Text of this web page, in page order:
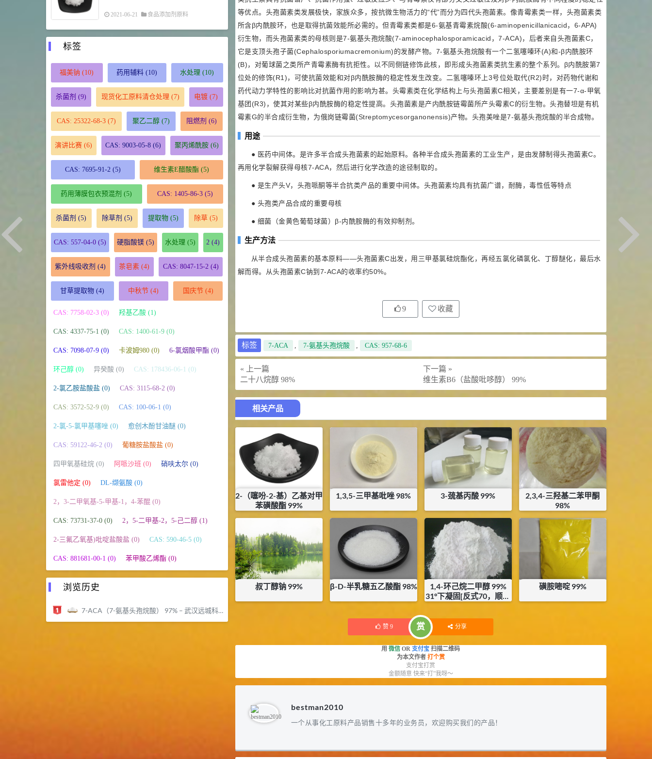
等优点。头孢菌素类发展极快，家族众多，按抗微生物活力的“代”而分为四代头孢菌素。像青霉素类一样，头孢菌素类
所含β内酰胺环，也是取得抗菌效能所必需的。但青霉素类都是6-氨基青霉素烷酸(6-aminopenicillanicacid，6-APA)
衍生物，而头孢菌素类的母核则是7-氨基头孢烷酸(7-aminocephalosporamicacid，7-ACA)，后者来自头孢菌素C，
它是支顶头孢子菌(Cephalosporiumacremonium)的发酵产物。7-氨基头孢烷酸有一个二氢噻嗪环(A)和-β内酰胺环
(B)，对葡球菌之类所产青霉素酶有抗拒性。以不同侧链修饰此核，即形成头孢菌素类抗生素的整个系列。β内酰胺第7
位处的修饰(R1)，可使抗菌效能和对β内酰胺酶的稳定性发生改变。二氢噻嗪环上3号位处取代(R2)时，对药物代谢和
药代动力学特性的影响比对抗菌作用的影响为甚。头霉素类在化学结构上与头孢菌素C相关，主要差别是有一7-α-甲氧
基团(R3)，使其对某些β内酰胺酶的稳定性提高。头孢菌素是产内酰胺链霉菌所产头霉素C的衍生物。头孢替坦是有机
霉素G的半合成衍生物，为俄岗链霉菌(Streptomycesorganonensis)产物。头孢美唑是7-氨基头孢烷酸的半合成物。
用途
● 医药中间体。是许多半合成头孢菌素的起始原料。各种半合成头孢菌素的工业生产，是由发酵制得头孢菌素C。
再用化学裂解获得母核7-ACA，然后进行化学改造的途径制取的。
● 是生产头V，头孢哌酮等半合抗类产品的重要中间体。头孢菌素均具有抗菌广谱，耐酶，毒性低等特点
● 头孢类产品合成的重要母核
● 细菌（金黄色葡萄球菌）β-内酰胺酶的有效抑制剂。
生产方法
从半合成头孢菌素的基本原料——头孢菌素C出发，用三甲基氯硅烷酯化，再经五氯化磷氯化、丁醇醚化，最后水
解而得。从头孢菌素C钠到7-ACA的收率约50%。
9 收藏
标签 7-ACA , 7-氨基头孢烷酸 , CAS: 957-68-6
« 上一篇
二十八烷醇 98%
下一篇 »
维生素B6（盐酸吡哆醇） 99%
相关产品
2-（噻吩-2-基）乙基对甲
苯磺酸酯 99%
¥400
1,3,5-三甲基吡唑 98%
暂无内容
3-巯基丙酸 99%
¥55
2,3,4-三羟基二苯甲酮
98%
¥220
0.3KG
叔丁醇钠 99% β-D-半乳糖五乙酸酯 98%
库存：9.4KG
1,4-环己烷二甲醇 99%
31°下凝固[反式70，顺式
30]
磺胺嘧啶 99%
赞 9 赏 分享
用 微信 OR 支付宝 扫描二维码
为本文作者 打个赏
支付宝打赏
金额随意 快来“打”我呀～
bestman2010
一个从事化工原料产品销售十多年的业务员，欢迎购买我们的产品！
2021-06-21 食品添加剂原料 2021-06-21 食品添加剂原料
标签
福美钠 (10) 药用辅料 (10) 水处理 (10)
杀菌剂 (9) 现货化工原料清仓处理 (7) 电镀 (7)
CAS: 25322-68-3(7) 聚乙二醇(7) 阻燃剂 (6)
演讲比赛 (6) CAS: 9003-05-8 (6) 聚丙烯酰胺(6)
CAS: 7695-91-2 (5) 维生素E醋酸酯(5)
药用薄膜包衣预混剂 (5) CAS: 1405-86-3(5)
杀菌剂 (5) 除草剂 (5) 提取物(5) 除草(5)
CAS: 557-04-0(5) 硬脂酸镁(5) 水处理 (5) 2 (4)
紫外线吸收剂 (4) 茶皂素 (4) CAS: 8047-15-2 (4)
甘草提取物 (4) 中秋节 (4) 国庆节(4)
CAS: 7758-02-3 (0) 羟基乙酸 (1)
CAS: 4337-75-1 (0) CAS: 1400-61-9 (0)
CAS: 7098-07-9 (0) 卡波姆980 (0) 6-氯烟酸甲酯 (0)
环己醇 (0) 异癸酸 (0) CAS: 178436-06-1 (0)
2-氯乙胺盐酸盐 (0) CAS: 3115-68-2 (0)
CAS: 3572-52-9 (0) CAS: 100-06-1 (0)
2-氯-5-氯甲基噻唑 (0) 愈创木酚甘油醚 (0)
CAS: 59122-46-2 (0) 葡糖胺盐酸盐 (0)
四甲氧基硅烷 (0) 阿哌沙班 (0) 硝呋太尔 (0)
氯雷他定 (0) DL-缬氨酸 (0)
2，3-二甲氧基-5-甲基-1，4-苯醌 (0)
CAS: 73731-37-0 (0) 2，5-二甲基-2，5-己二醇 (1)
2-三氟乙氧基)吡啶盐酸盐 (0) CAS: 590-46-5 (0)
CAS: 881681-00-1 (0) 苯甲酸乙烯酯 (0)
浏览历史
7-ACA（7-氨基头孢烷酸） 97% – 武汉远城科技发展有限公司